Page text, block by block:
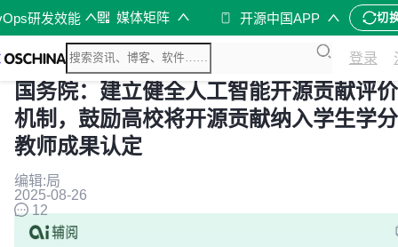
研发效能 媒体矩阵 开源中国APP 切
登录
国务院：建立健全人工智能开源贡献评
机制，鼓励高校将开源贡献纳入学生学
教师成果认定
编辑:局
2025-08-26
12